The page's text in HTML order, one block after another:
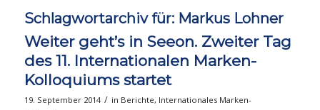
Schlagwortarchiv für: Markus Lohner
Weiter geht’s in Seeon. Zweiter Tag
des 11. Internationalen Marken-
Kolloquiums startet
19. September 2014 / in Berichte, Internationales Marken-